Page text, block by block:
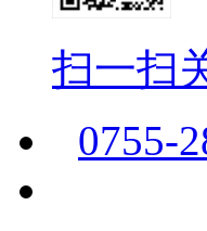
扫一扫
0755-